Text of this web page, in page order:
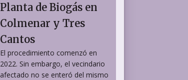
Planta de Biogás en
Colmenar y Tres
Cantos
El procedimiento comenzó en
2022. Sin embargo, el vecindario
afectado no se enteró del mismo